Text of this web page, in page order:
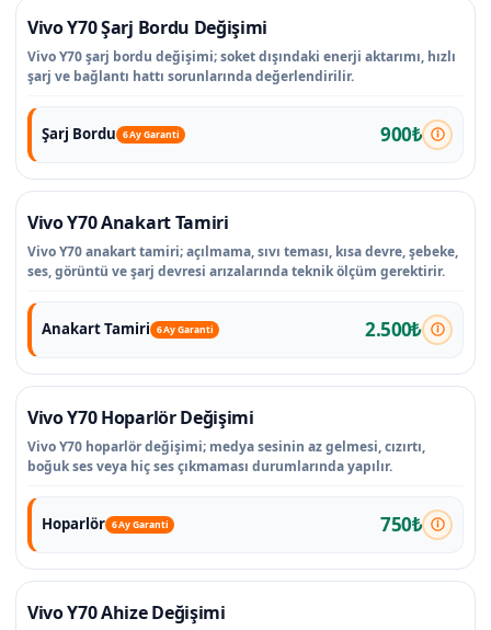
Vivo Y70 Şarj Bordu Değişimi
Vivo Y70 şarj bordu değişimi; soket dışındaki enerji aktarımı, hızlı
şarj ve bağlantı hattı sorunlarında değerlendirilir.
Şarj Bordu 6 Ay Garanti 900₺
Vivo Y70 Anakart Tamiri
Vivo Y70 anakart tamiri; açılmama, sıvı teması, kısa devre, şebeke,
ses, görüntü ve şarj devresi arızalarında teknik ölçüm gerektirir.
Anakart Tamiri 6 Ay Garanti 2.500₺
Vivo Y70 Hoparlör Değişimi
Vivo Y70 hoparlör değişimi; medya sesinin az gelmesi, cızırtı,
boğuk ses veya hiç ses çıkmaması durumlarında yapılır.
Hoparlör 6 Ay Garanti 750₺
Vivo Y70 Ahize Değişimi